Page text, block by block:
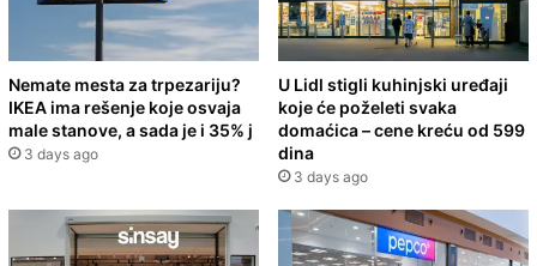
Nemate mesta za trpezariju?
IKEA ima rešenje koje osvaja
male stanove, a sada je i 35% j
3 days ago
U Lidl stigli kuhinjski uređaji
koje će poželeti svaka
domaćica – cene kreću od 599
dina
3 days ago